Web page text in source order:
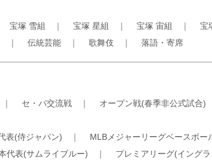
宝塚 雪組 ｜ 宝塚 星組 ｜ 宝塚 宙組 ｜ 宝
｜ 伝統芸能 ｜ 歌舞伎 ｜ 落語・寄席
セ・パ交流戦 ｜ オープン戦(春季非公式試合)
表(侍ジャパン) ｜ MLBメジャーリーグベースボー
代表(サムライブルー) ｜ プレミアリーグ(イング